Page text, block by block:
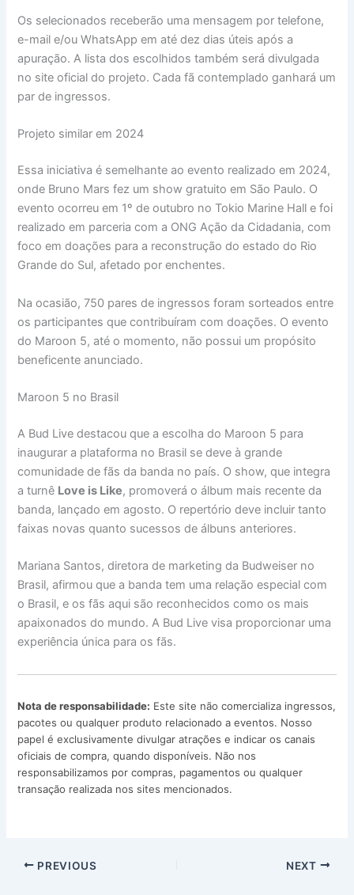
Os selecionados receberão uma mensagem por telefone,
e-mail e/ou WhatsApp em até dez dias úteis após a
apuração. A lista dos escolhidos também será divulgada
no site oficial do projeto. Cada fã contemplado ganhará um
par de ingressos.
Projeto similar em 2024
Essa iniciativa é semelhante ao evento realizado em 2024,
onde Bruno Mars fez um show gratuito em São Paulo. O
evento ocorreu em 1º de outubro no Tokio Marine Hall e foi
realizado em parceria com a ONG Ação da Cidadania, com
foco em doações para a reconstrução do estado do Rio
Grande do Sul, afetado por enchentes.
Na ocasião, 750 pares de ingressos foram sorteados entre
os participantes que contribuíram com doações. O evento
do Maroon 5, até o momento, não possui um propósito
beneficente anunciado.
Maroon 5 no Brasil
A Bud Live destacou que a escolha do Maroon 5 para
inaugurar a plataforma no Brasil se deve à grande
comunidade de fãs da banda no país. O show, que integra
a turnê Love is Like, promoverá o álbum mais recente da
banda, lançado em agosto. O repertório deve incluir tanto
faixas novas quanto sucessos de álbuns anteriores.
Mariana Santos, diretora de marketing da Budweiser no
Brasil, afirmou que a banda tem uma relação especial com
o Brasil, e os fãs aqui são reconhecidos como os mais
apaixonados do mundo. A Bud Live visa proporcionar uma
experiência única para os fãs.
Nota de responsabilidade: Este site não comercializa ingressos,
pacotes ou qualquer produto relacionado a eventos. Nosso
papel é exclusivamente divulgar atrações e indicar os canais
oficiais de compra, quando disponíveis. Não nos
responsabilizamos por compras, pagamentos ou qualquer
transação realizada nos sites mencionados.
PREVIOUS NEXT